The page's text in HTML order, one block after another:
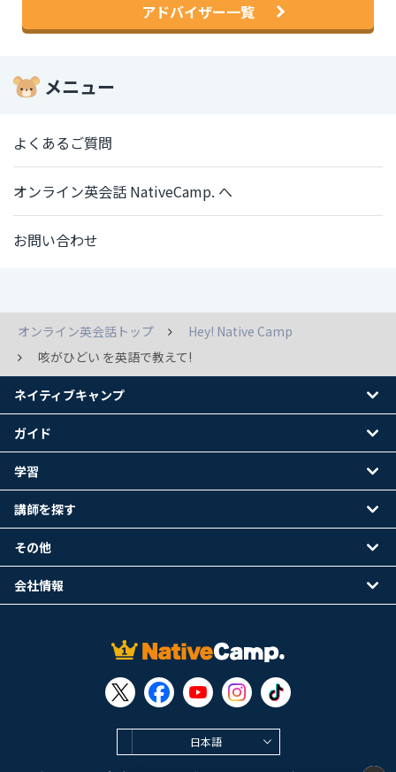
アドバイザー一覧
メニュー
よくあるご質問
オンライン英会話 NativeCamp. へ
お問い合わせ
オンライン英会話トップ
Hey! Native Camp
咳がひどい を英語で教えて!
日本語
ネイティブキャンプ
ガイド
学習
講師を探す
その他
会社情報